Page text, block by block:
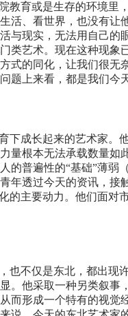
教育或是生存的环境
活、看世界，也没有
与现实，无法用自己
类艺术。现在这种现
式的同化，让我们很
题上来看，都是我们今
下成长起来的艺术家
量根本无法承载数量
的普遍性的“基础”薄
年透过今天的资讯，
的主要动力。他们面
也不仅是东北，都出
。他采取一种另类叙
而形成一个特有的视